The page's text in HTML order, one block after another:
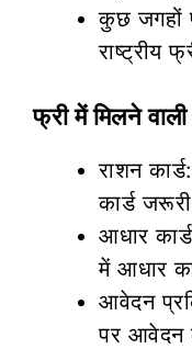
कुछ जगहों
राष्ट्रीय
फ्री में मिलने
राशन
कार्ड
आधार
में आधार
आवेदन
पर आवेदन